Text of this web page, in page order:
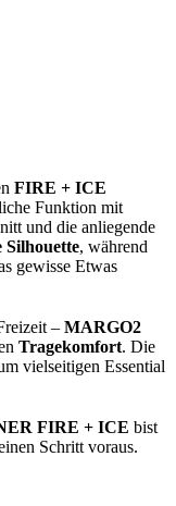
FIRE + ICE
Funktion mit
und die anliegende
Silhouette, während
gewisse Etwas
– MARGO2
Tragekomfort. Die
vielseitigen Essential
FIRE + ICE bist
Schritt voraus.